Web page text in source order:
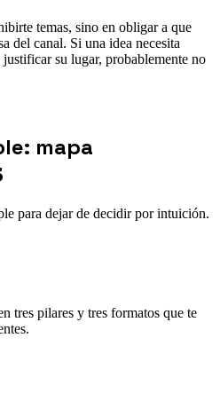
temas, sino en obligar a que
del canal. Si una idea necesita
su lugar, probablemente no
mapa
para dejar de decidir por intuición.
tres pilares y tres formatos que te